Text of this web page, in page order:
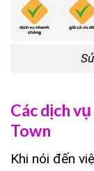
Các dịch
Town
Khi nói đến